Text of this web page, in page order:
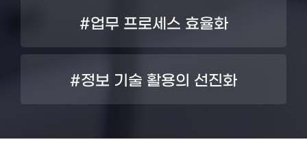
#업무 프로세스 효율화
#정보 기술 활용의 선진화